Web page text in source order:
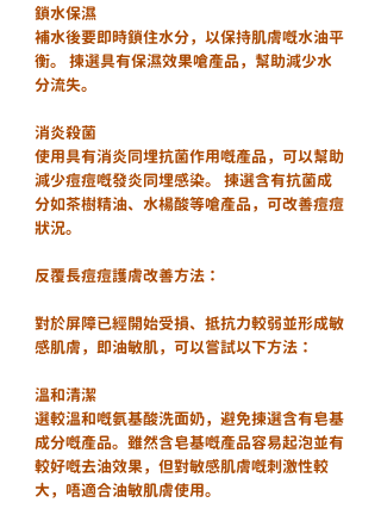
鎖水保濕
補水後要即時鎖住水分，以保持肌膚嘅水油平
衡。 揀選具有保濕效果嗆產品，幫助減少水
分流失。
消炎殺菌
使用具有消炎同埋抗菌作用嘅產品，可以幫助
減少痘痘嘅發炎同埋感染。 揀選含有抗菌成
分如茶樹精油、水楊酸等嗆產品，可改善痘痘
狀況。
反覆長痘痘護膚改善方法：
對於屏障已經開始受損、抵抗力較弱並形成敏
感肌膚，即油敏肌，可以嘗試以下方法：
溫和清潔
選較溫和嘅氨基酸洗面奶，避免揀選含有皂基
成分嘅產品。雖然含皂基嘅產品容易起泡並有
較好嘅去油效果，但對敏感肌膚嘅刺激性較
大，唔適合油敏肌膚使用。